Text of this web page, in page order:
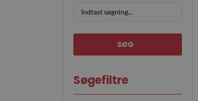
SØG
Søgefiltre